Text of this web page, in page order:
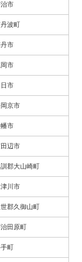
市
波町
市
市
市
京市
市
辺市
郡大山崎町
川市
郡久御山町
田原町
町